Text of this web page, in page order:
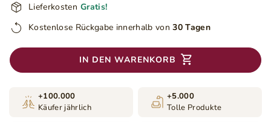
Lieferkosten Gratis!
Kostenlose Rückgabe innerhalb von 30 Tagen
IN DEN WARENKORB
+100.000
Käufer jährlich
+5.000
Tolle Produkte